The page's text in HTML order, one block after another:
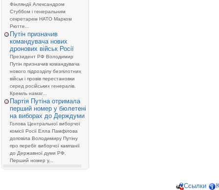
Фінляндії Александром
Стуббом і генеральним
секретарем НАТО Марком
Рютте...
Путін призначив
командувача нових
дронових військ Росії
Президент РФ Володимир
Путін призначив командувача
нового підрозділу безпілотних
військ і провів перестановки
серед російських генералів.
Кремль намаг...
Партія Путіна отримала
перший номер у бюлетені
на виборах до Держдуми
Голова Центральної виборчої
комісії Росії Елла Памфілова
доповіла Володимиру Путіну
про перебіг виборчої кампанії
до Державної думи РФ.
Перший номер у...
Ссылки